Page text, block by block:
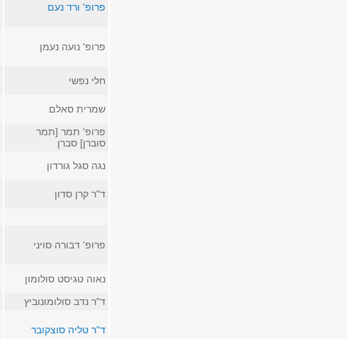
פרופ' ורד נעם
פרופ' נועה נעמן
חלי נפשי
שמרית סאלם
פרופ' תמר [תמר
סוברן] סברן
נגה סגל גורדון
ד"ר קרן סדון
פרופ' דבורה סויני
נאוה טגיסט סולומון
ד"ר נדב סולומונוביץ
ד"ר טליה סוצקובר